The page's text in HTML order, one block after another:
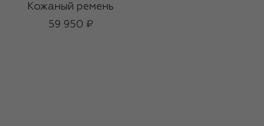
Кожаный ремень
59 950 ₽